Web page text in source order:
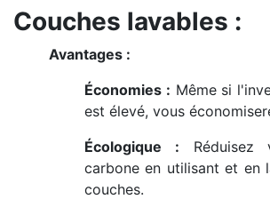
Couches lavables :
Avantages :
Économies : Même si
est élevé, vous
Écologique : Réduisez
carbone en utilisant et en
couches.